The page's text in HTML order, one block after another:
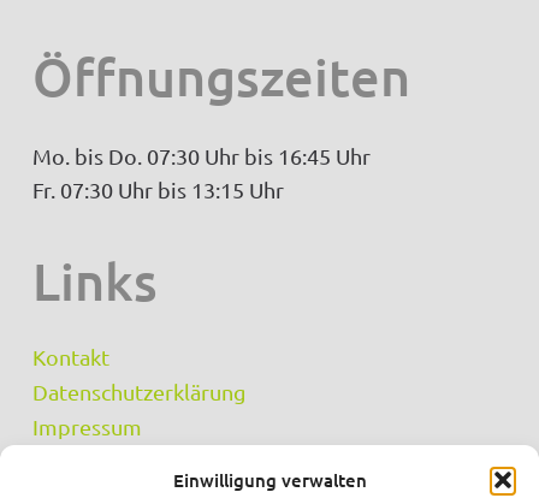
Einwilligung verwalten
Öffnungszeiten
Mo. bis Do. 07:30 Uhr bis 16:45 Uhr
Fr. 07:30 Uhr bis 13:15 Uhr
Links
Kontakt
Datenschutzerklärung
Impressum